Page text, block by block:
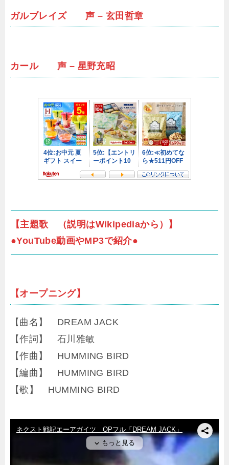
ガルブレイズ 声 – 玄田哲章
カール 声 – 星野充昭
【主題歌 （説明はWikipediaから）】
●YouTube動画やMP3で紹介●
【オープニング】
【曲名】 DREAM JACK
【作詞】 石川雅敏
【作曲】 HUMMING BIRD
【編曲】 HUMMING BIRD
【歌】 HUMMING BIRD